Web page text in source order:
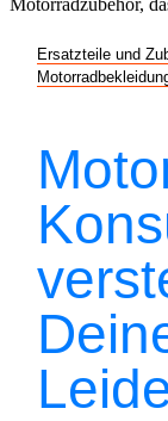
Ersatzteile und